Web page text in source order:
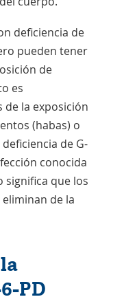
deficiencia de
pueden tener
de
es
de la exposición
(habas) o
de G-
conocida
significa que los
de la
PD